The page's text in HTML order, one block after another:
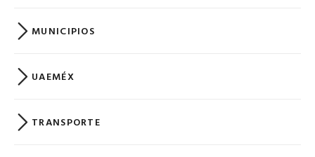
MUNICIPIOS
UAEMÉX
TRANSPORTE